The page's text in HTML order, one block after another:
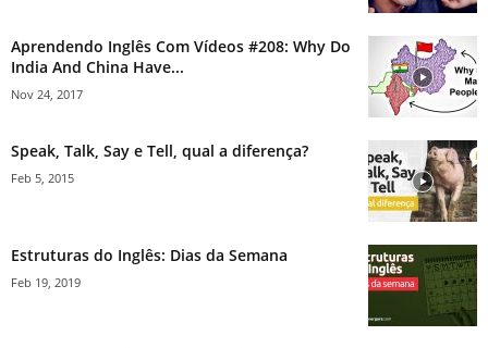
Aprendendo Inglês Com Vídeos #208: Why Do
India And China Have...
Nov 24, 2017
Speak, Talk, Say e Tell, qual a diferença?
Feb 5, 2015
Estruturas do Inglês: Dias da Semana
Feb 19, 2019